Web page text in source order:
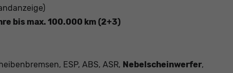
bis max. 100.000 km (2+3)
ESP, ABS, ASR, Nebelscheinwerfer,